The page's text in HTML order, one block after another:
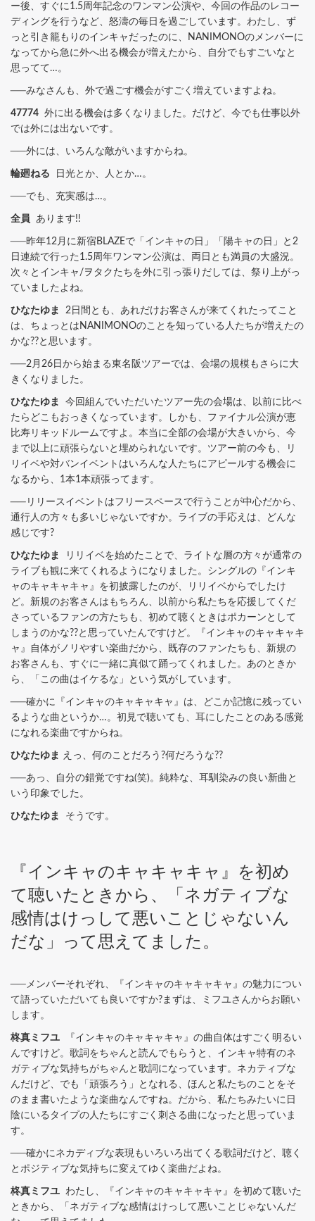
ー後、すぐに1.5周年記念のワンマン公演や、今回の作品のレコー
ディングを行うなど、怒濤の毎日を過ごしています。わたし、ず
っと引き籠もりのインキャだったのに、NANIMONOのメンバーに
なってから急に外へ出る機会が増えたから、自分でもすごいなと
思ってて…。
──みなさんも、外で過ごす機会がすごく増えていますよね。
47774 外に出る機会は多くなりました。だけど、今でも仕事以外
では外には出ないです。
──外には、いろんな敵がいますからね。
輪廻ねる 日光とか、人とか…。
──でも、充実感は…。
全員 あります!!
──昨年12月に新宿BLAZEで「インキャの日」「陽キャの日」と2
日連続で行った1.5周年ワンマン公演は、両日とも満員の大盛況。
次々とインキャ/ヲタクたちを外に引っ張りだしては、祭り上がっ
ていましたよね。
ひなたゆま
2日間とも、あれだけお客さんが来てくれたってこと
は、ちょっとはNANIMONOのことを知っている人たちが増えたの
かな??と思います。
──2月26日から始まる東名阪ツアーでは、会場の規模もさらに大
きくなりました。
ひなたゆま
今回組んでいただいたツアー先の会場は、以前に比べ
たらどこもおっきくなっています。しかも、ファイナル公演が恵
比寿リキッドルームですよ。本当に全部の会場が大きいから、今
まで以上に頑張らないと埋められないです。ツアー前の今も、リ
リイベや対バンイベントはいろんな人たちにアピールする機会に
なるから、1本1本頑張ってます。
──リリースイベントはフリースペースで行うことが中心だから、
通行人の方々も多いじゃないですか。ライブの手応えは、どんな
感じです?
ひなたゆま
リリイベを始めたことで、ライトな層の方々が通常の
ライブも観に来てくれるようになりました。シングルの『インキ
ャのキャキャキャ』を初披露したのが、リリイベからでしたけ
ど。新規のお客さんはもちろん、以前から私たちを応援してくだ
さっているファンの方たちも、初めて聴くときはポカーンとして
しまうのかな??と思っていたんですけど。『インキャのキャキャキ
ャ』自体がノリやすい楽曲だから、既存のファンたちも、新規の
お客さんも、すぐに一緒に真似て踊ってくれました。あのときか
ら、「この曲はイケるな」という気がしています。
──確かに『インキャのキャキャキャ』は、どこか記憶に残ってい
るような曲というか…。初見で聴いても、耳にしたことのある感覚
になれる楽曲ですからね。
ひなたゆま えっ、何のことだろう?何だろうな??
──あっ、自分の錯覚ですね(笑)。純粋な、耳馴染みの良い新曲と
いう印象でした。
ひなたゆま そうです。
『インキャのキャキャキャ』を初め
て聴いたときから、「ネガティブな
感情はけっして悪いことじゃないん
だな」って思えてました。
──メンバーそれぞれ、『インキャのキャキャキャ』の魅力につい
て語っていただいても良いですか?まずは、ミフユさんからお願い
します。
柊真ミフユ 『インキャのキャキャキャ』の曲自体はすごく明るい
んですけど。歌詞をちゃんと読んでもらうと、インキャ特有のネ
ガティブな気持ちがちゃんと歌詞になっています。ネカティブな
んだけど、でも「頑張ろう」となれる、ほんと私たちのことをそ
のまま書いたような楽曲なんですね。だから、私たちみたいに日
陰にいるタイプの人たちにすごく刺さる曲になったと思っていま
す。
──確かにネカディブな表現もいろいろ出てくる歌詞だけど、聴く
とポジティブな気持ちに変えてゆく楽曲だよね。
柊真ミフユ わたし、『インキャのキャキャキャ』を初めて聴いた
ときから、「ネガティブな感情はけっして悪いことじゃないんだ